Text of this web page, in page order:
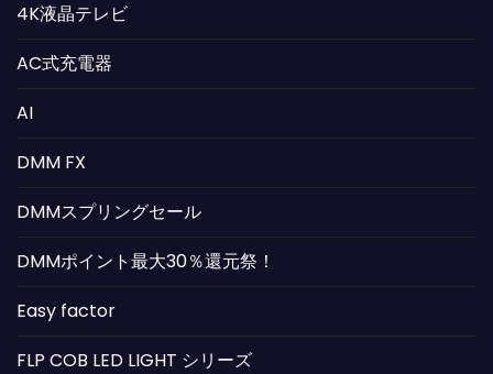
4K液晶テレビ
AC式充電器
AI
DMM FX
DMMスプリングセール
DMMポイント最大30％還元祭！
Easy factor
FLP COB LED LIGHT シリーズ